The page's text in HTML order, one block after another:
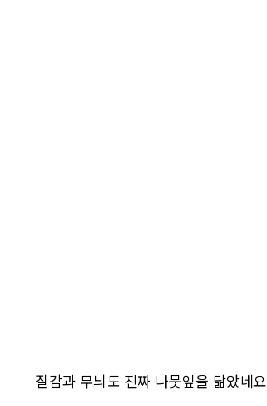
질감과 무늬도 진짜 나뭇잎을 닮았네